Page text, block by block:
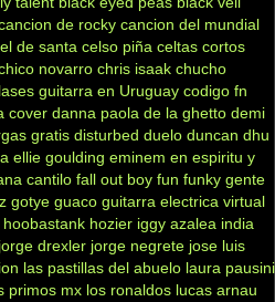
de rocky cancion del mundial
de santa celso piña celtas cortos
novarro chris isaak chucho
guitarra en Uruguay codigo fn
cover danna paola de la ghetto demi
gratis disturbed duelo duncan dhu
ellie goulding eminem en espiritu y
cantilo fall out boy fun funky gente
gotye guaco guitarra electrica virtual
hoobastank hozier iggy azalea india
jorge drexler jorge negrete jose luis
las pastillas del abuelo laura pausini
primos mx los ronaldos lucas arnau